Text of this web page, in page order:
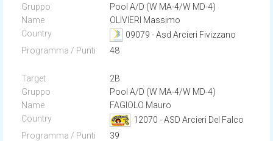
Pool A/D (W MA-4/W MD-4)
OLIVIERI Massimo
09079 - Asd Arcieri Fivizzano
48
2B
Pool A/D (W MA-4/W MD-4)
FAGIOLO Mauro
12070 - ASD Arcieri Del Falco
39